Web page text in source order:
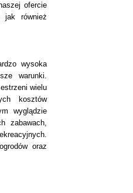
ofercie
jak również
wysoka
warunki.
wielu
kosztów
wyglądzie
zabawach,
oraz